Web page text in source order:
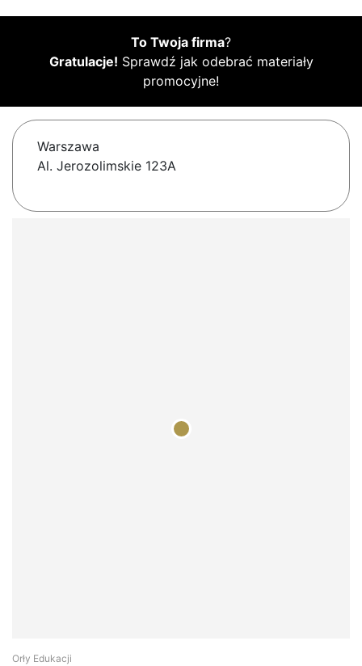
To Twoja firma?
Gratulacje! Sprawdź jak odebrać materiały
promocyjne!
Warszawa
Al. Jerozolimskie 123A
Orły Edukacji